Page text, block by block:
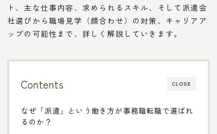
ト、主な仕事内容、求められるスキル、そして派遣会
社選びから職場見学（顔合わせ）の対策、キャリアア
ップの可能性まで、詳しく解説していきます。
CLOSE
Contents
なぜ「派遣」という働き方が事務職転職で選ばれ
るのか？